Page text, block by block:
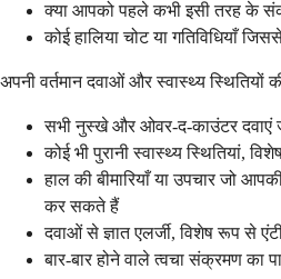
क्या आपको पहले कभी इसी तरह के
कोई हालिया चोट या गतिविधियाँ
अपनी वर्तमान दवाओं और स्वास्थ्य स्थितियों
सभी नुस्खे और ओवर-द-काउंटर दवाएं
कोई भी पुरानी स्वास्थ्य स्थितियां,
हाल की बीमारियाँ या उपचार जो
कर सकते हैं
दवाओं से ज्ञात एलर्जी, विशेष रूप से
बार-बार होने वाले त्वचा संक्रमण का